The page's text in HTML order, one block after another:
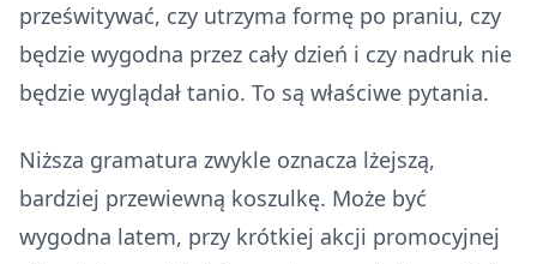
prześwitywać, czy utrzyma formę po praniu, czy
będzie wygodna przez cały dzień i czy nadruk nie
będzie wyglądał tanio. To są właściwe pytania.
Niższa gramatura zwykle oznacza lżejszą,
bardziej przewiewną koszulkę. Może być
wygodna latem, przy krótkiej akcji promocyjnej